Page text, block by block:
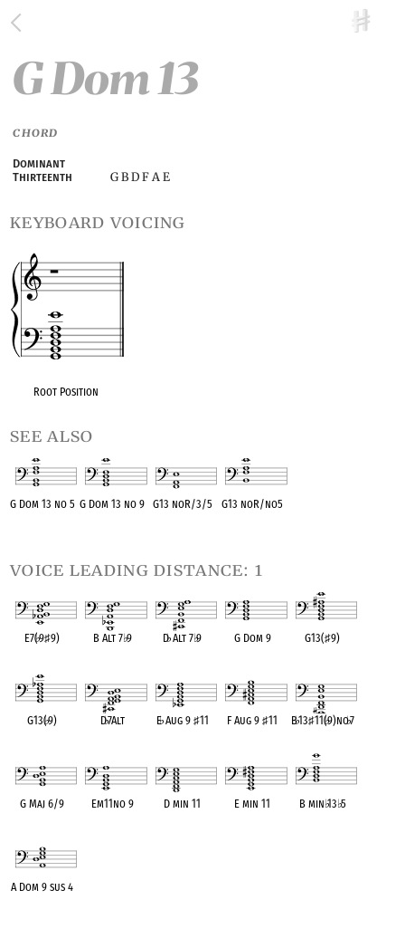
G Dom 13
CHORD
Dominant
Thirteenth
G B D F A E
keyboard voicing
Root Position
see also
G Dom 13 no 5 G Dom 13 no 9 G13 noR/3/5 G13 noR/no5
voice leading distance: 1
E7(♭9♯9) B Alt 7♭9 D♭Alt 7♭9 G Dom 9 G13(♯9)
G13(♭9) D♭7Alt E♭Aug 9 ♯11 F Aug 9♯11 B♭13♯11(♭9)no♭7
G Maj 6/9 Em11no 9 D min 11 E min 11 B min♭13♭5
A Dom 9 sus 4